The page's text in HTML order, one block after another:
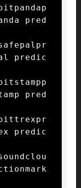
pred
predic
pred
predic